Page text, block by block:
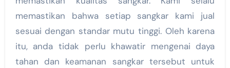
memastikan bahwa setiap sangkar kami jual
sesuai dengan standar mutu tinggi. Oleh karena
itu, anda tidak perlu khawatir mengenai daya
tahan dan keamanan sangkar tersebut untuk